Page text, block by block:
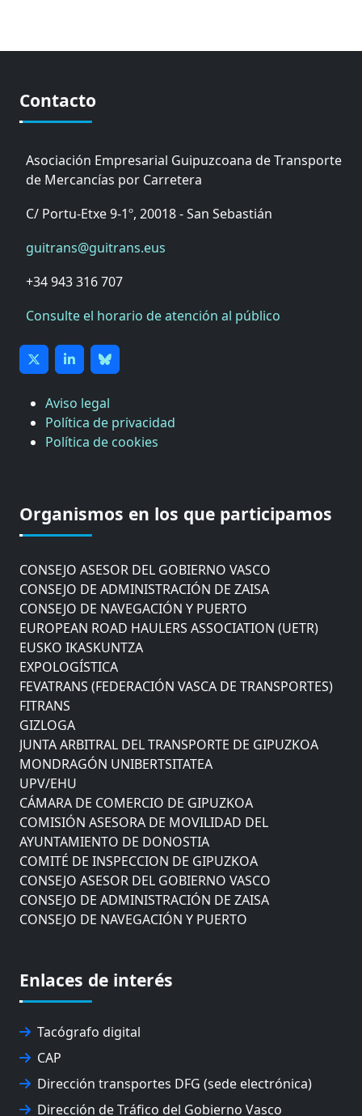
Contacto
Asociación Empresarial Guipuzcoana de Transporte
de Mercancías por Carretera
C/ Portu-Etxe 9-1º, 20018 - San Sebastián
guitrans@guitrans.eus
+34 943 316 707
Consulte el horario de atención al público
Aviso legal
Política de privacidad
Política de cookies
Organismos en los que participamos
COMISIÓN ASESORA DE MOVILIDAD DEL
AYUNTAMIENTO DE DONOSTIA
CONSEJO ASESOR DEL GOBIERNO VASCO
CONSEJO DE ADMINISTRACIÓN DE ZAISA
CONSEJO DE NAVEGACIÓN Y PUERTO
EUROPEAN ROAD HAULERS ASSOCIATION (UETR)
EUSKO IKASKUNTZA
EXPOLOGÍSTICA
FEVATRANS (FEDERACIÓN VASCA DE TRANSPORTES)
FITRANS
GIZLOGA
JUNTA ARBITRAL DEL TRANSPORTE DE GIPUZKOA
MONDRAGÓN UNIBERTSITATEA
UPV/EHU
CÁMARA DE COMERCIO DE GIPUZKOA
COMISIÓN ASESORA DE MOVILIDAD DEL
AYUNTAMIENTO DE DONOSTIA
COMITÉ DE INSPECCION DE GIPUZKOA
CONSEJO ASESOR DEL GOBIERNO VASCO
CONSEJO DE ADMINISTRACIÓN DE ZAISA
CONSEJO DE NAVEGACIÓN Y PUERTO
EXPOLOGÍSTICA
GIZLOGA
JUNTA ARBITRAL DEL TRANSPORTE DE GIPUZKOA
UPV/EHU
Enlaces de interés
Tacógrafo digital
CAP
Dirección transportes DFG (sede electrónica)
Dirección de Tráfico del Gobierno Vasco